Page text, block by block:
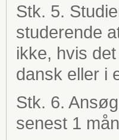
Stk. 5.
studerende
ikke, hvis
dansk eller i
Stk. 6.
senest 1